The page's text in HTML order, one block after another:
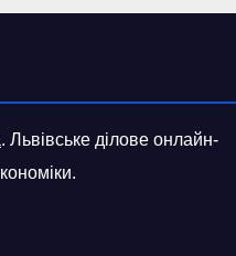
. Львівське ділове онлайн-